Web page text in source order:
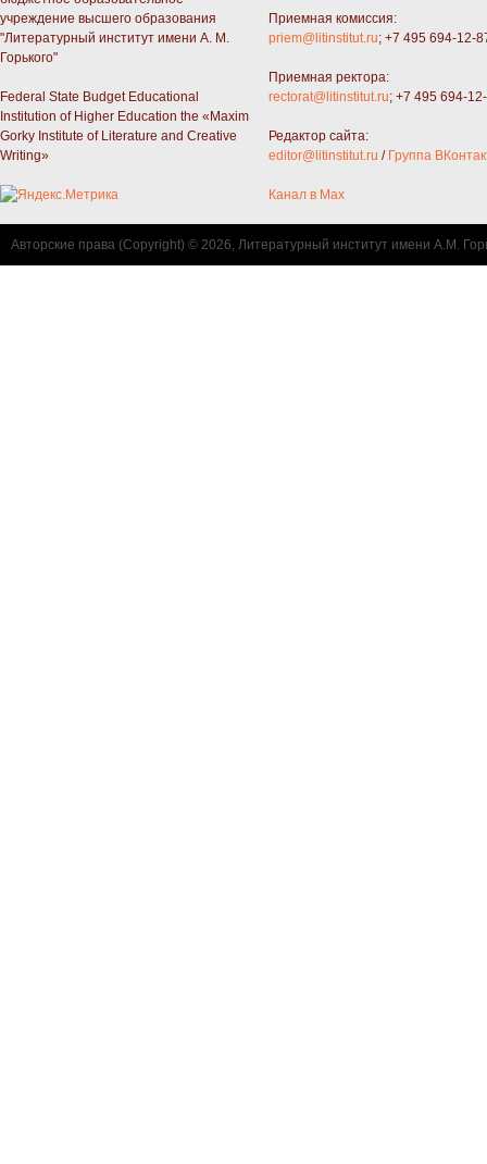
учреждение высшего образования
"Литературный институт имени А. М.
Горького"
Federal State Budget Educational
Institution of Higher Education the «Maxim
Gorky Institute of Literature and Creative
Writing»
Приемная комиссия:
priem@litinstitut.ru; +7 495 694-12-
Приемная ректора:
rectorat@litinstitut.ru; +7 495 694-
Редактор сайта:
editor@litinstitut.ru / Группа
Канал в Max
Авторские права (Copyright) © 2026, Литературный институт имени А.М.